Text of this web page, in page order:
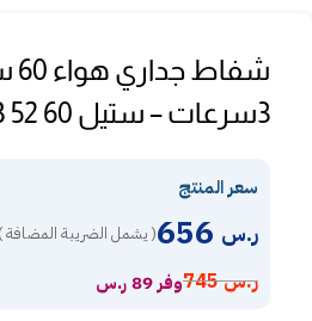
3سرعات – ستيل BHB 52 60
سعر المنتج
ر.س ( يشمل الضريبة المضافة )
ر.س745 وفر 89 ر.س